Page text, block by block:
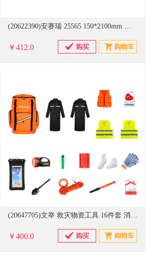
(20622390)安赛瑞 25565 150*2100mm 加厚防寒保暖被(单位：条)
￥412.0
(20647705)文举 救灾物资工具 16件套 消防救援防汛应急包(单位：套)
￥400.0